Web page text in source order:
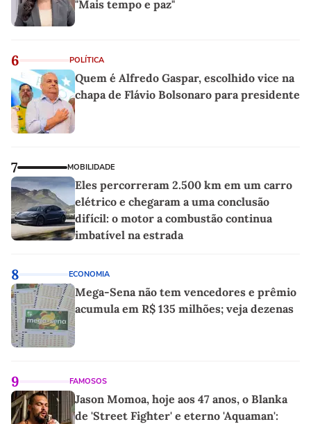
"Mais tempo e paz"
6 POLÍTICA
Quem é Alfredo Gaspar, escolhido vice na
chapa de Flávio Bolsonaro para presidente
7 MOBILIDADE
Eles percorreram 2.500 km em um carro
elétrico e chegaram a uma conclusão
difícil: o motor a combustão continua
imbatível na estrada
8 ECONOMIA
Mega-Sena não tem vencedores e prêmio
acumula em R$ 135 milhões; veja dezenas
9 FAMOSOS
Jason Momoa, hoje aos 47 anos, o Blanka
de 'Street Fighter' e eterno 'Aquaman':